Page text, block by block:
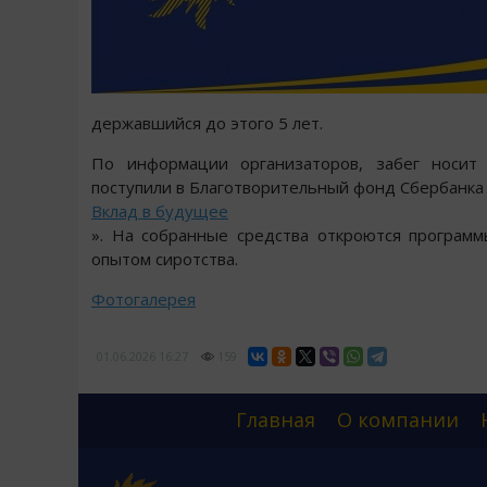
державшийся до этого 5 лет.
По информации организаторов, забег носит
поступили в Благотворительный фонд Сбербанка
Вклад в будущее
». На собранные средства откроются
опытом сиротства.
Фотогалерея
Главная О компании